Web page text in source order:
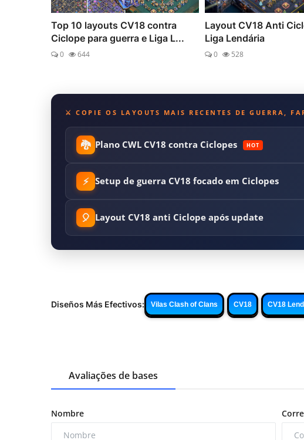
Top 10 layouts CV18 contra
Ciclope para guerra e Liga L...
0 644
Layout CV18 Anti
Liga Lendária
0 528
⚔️ COPIE OS LAYOUTS MAIS RECENTES DE GUERRA,
🐉 Plano CWL CV18 contra Ciclopes HOT
⚡ Setup de guerra CV18 focado em Ciclopes
🎈 Layout CV18 anti Ciclope após update
Diseños Más Efectivos: Vilas Clash of Clans CV18 CV18
Avaliações de bases
Nombre